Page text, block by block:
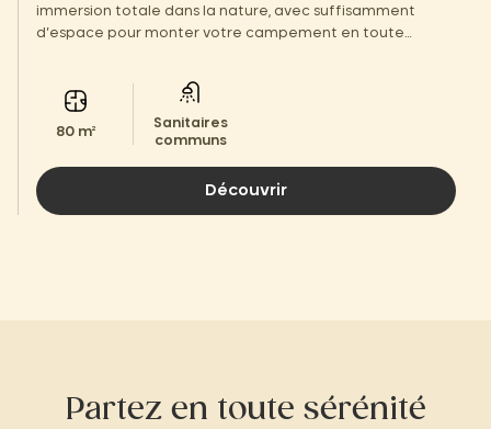
immersion totale dans la nature, avec suffisamment
d’espace pour monter votre campement en toute
80 m²
Sanitaires
communs
Découvrir
Partez en toute sérénité